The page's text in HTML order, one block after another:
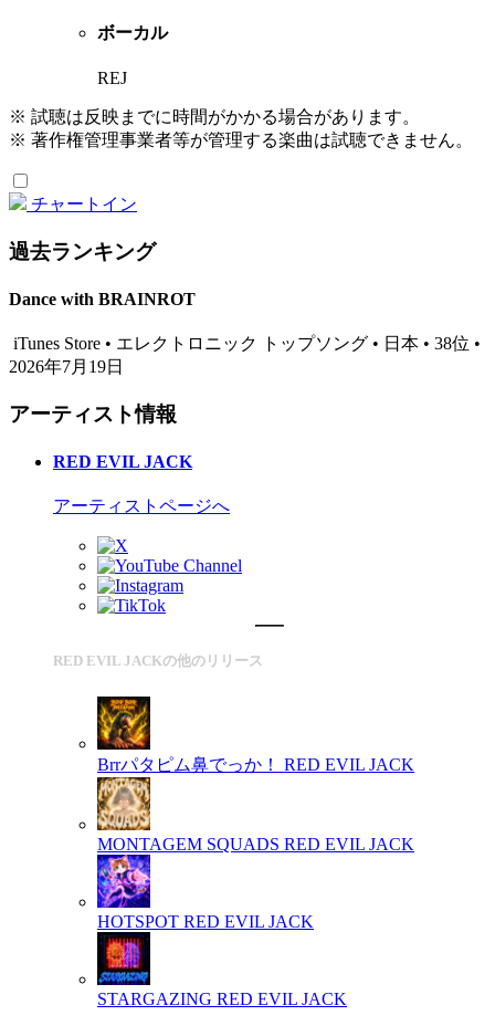
ボーカル
REJ
※ 試聴は反映までに時間がかかる場合があります。
※ 著作権管理事業者等が管理する楽曲は試聴できません。
チャートイン
過去ランキング
Dance with BRAINROT
iTunes Store • エレクトロニック トップソング • 日本 • 38位 •
2026年7月19日
アーティスト情報
RED EVIL JACK
アーティストページへ
RED EVIL JACKの他のリリース
Brrパタピム鼻でっか！ RED EVIL JACK
MONTAGEM SQUADS RED EVIL JACK
HOTSPOT RED EVIL JACK
STARGAZING RED EVIL JACK